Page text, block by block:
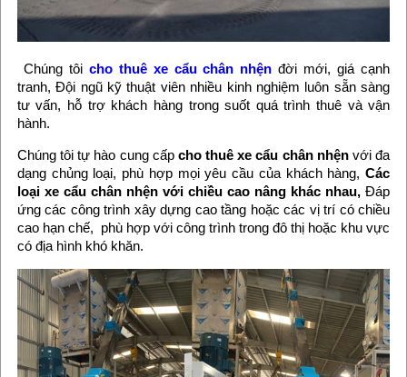
Chúng tôi cho thuê xe cẩu chân nhện đời mới, giá cạnh
tranh, Đội ngũ kỹ thuật viên nhiều kinh nghiệm luôn sẵn sàng
tư vấn, hỗ trợ khách hàng trong suốt quá trình thuê và vận
hành.
Chúng tôi tự hào cung cấp cho thuê xe cẩu chân nhệnvới đa
dạng chủng loại, phù hợp mọi yêu cầu của khách hàng,Các
loại xe cẩu chân nhện với chiều cao nâng khác nhau,Đáp
ứng các công trình xây dựng cao tầng hoặc các vị trí có chiều
cao hạn chế, phù hợp với công trình trong đô thị hoặc khu vực
có địa hình khó khăn.